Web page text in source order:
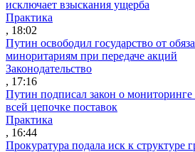
исключает взыскания ущерба
Практика
, 18:02
Путин освободил государство от
миноритариям при передаче акций
Законодательство
, 17:16
Путин подписал закон о
всей цепочке поставок
Практика
, 16:44
Прокуратура подала иск к